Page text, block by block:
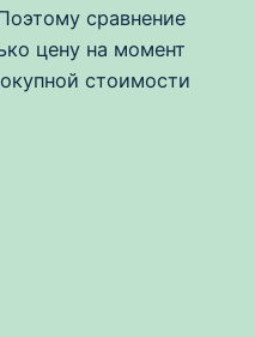
сравнение
цену на момент
стоимости